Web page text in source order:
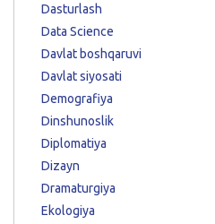
Dasturlash
Data Science
Davlat boshqaruvi
Davlat siyosati
Demografiya
Dinshunoslik
Diplomatiya
Dizayn
Dramaturgiya
Ekologiya